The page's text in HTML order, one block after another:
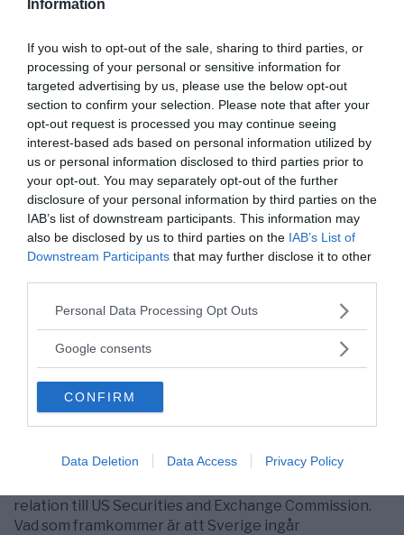
Information
If you wish to opt-out of the sale, sharing to third parties, or
processing of your personal or sensitive information for
targeted advertising by us, please use the below opt-out
section to confirm your selection. Please note that after your
opt-out request is processed you may continue seeing
interest-based ads based on personal information utilized by
us or personal information disclosed to third parties prior to
your opt-out. You may separately opt-out of the further
disclosure of your personal information by third parties on the
IAB’s list of downstream participants. This information may
also be disclosed by us to third parties on the IAB’s List of
Downstream Participants that may further disclose it to other
Please note that this website/app uses one or more Google
not limited to your visit or usage behaviour. You may click to
use your data for below specified purposes in below Google
consent section.
Personal Data Processing Opt Outs
Google consents
CONFIRM
Data Deletion Data Access Privacy Policy
"bortkastad"! Det är...
PUBLICERAD 8 JULI 2014 - AV TORBJÖRN SASSERSSON
Jens Jerndal om Enhetoch behovet av nytänkande i
svensk politik
KREAPRENÖRJens Jerndal är politiker i partiet Enhet.
Jerndal intervjuades den 24 juni 2014 av Torbjörn
Sassersson redaktör på NewsVoice.se. Ämnen...
PUBLICERAD 8 JULI 2015 - AV JENS JERNDAL
välmående och lycka?
SVERIGESverige har en av världens högsta
levnadsstandarder. Vi är ett rikt land. Är det allt vi skall
bekymra oss om?...
PUBLICERAD 25 MARS 2013
svensk är registrerad som kommersiellenhet
relation till US Securities and Exchange Commission.
Vad som framkommer är att Sverige ingår